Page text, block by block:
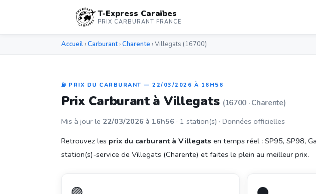
T-Express Caraïbes
PRIX CARBURANT FRANCE
Accueil ›Carburant›Charente › Villegats (16700)
⛽ PRIX DU CARBURANT — 22/03/2026 À 16H56
Prix Carburant à Villegats (16700 · Charente)
Mis à jour le 22/03/2026 à 16h56 · 1 station(s) · Données officielles
Retrouvez les prix du carburant à Villegats en temps réel : SP95, SP98,
station(s)-service de Villegats (Charente) et faites le plein au meilleur prix.